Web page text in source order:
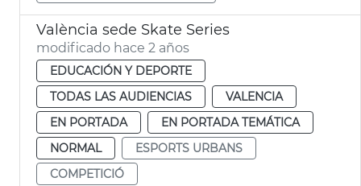
València sede Skate Series
modificado hace 2 años
EDUCACIÓN Y DEPORTE
TODAS LAS AUDIENCIAS
VALENCIA
EN PORTADA
EN PORTADA TEMÁTICA
NORMAL
ESPORTS URBANS
COMPETICIÓ